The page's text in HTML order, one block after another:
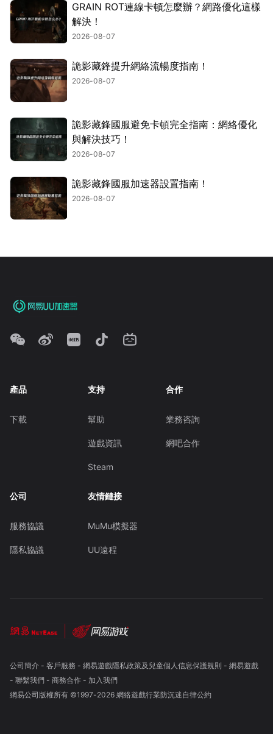
GRAIN ROT連線卡頓怎麼辦？網路優化這樣
解決！
2026-08-07
詭影藏鋒提升網絡流暢度指南！
2026-08-07
詭影藏鋒國服避免卡頓完全指南：網絡優化
與解決技巧！
2026-08-07
詭影藏鋒國服加速器設置指南！
2026-08-07
產品
下載
支持
幫助
遊戲資訊
Steam
合作
業務咨詢
網吧合作
公司
服務協議
隱私協議
友情鏈接
MuMu模擬器
UU遠程
公司簡介- 客戶服務 - 網易遊戲隱私政策及兒童個人信息保護規則 - 網易遊戲
- 聯繫我們- 商務合作- 加入我們
網易公司版權所有 ©1997-2026 網絡遊戲行業防沉迷自律公約